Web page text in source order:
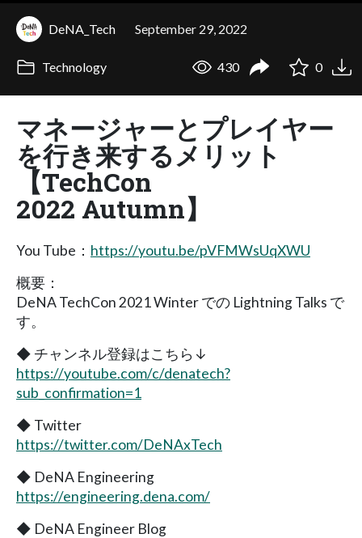
DeNA_Tech September 29, 2022
Technology 430 0
マネージャーとプレイヤー
を行き来するメリット
【TechCon
2022 Autumn】
You Tube： https://youtu.be/pVFMWsUqXWU
概要：
DeNA TechCon 2021 Winter での Lightning Talks で
す。
◆ チャンネル登録はこちら↓
https://youtube.com/c/denatech?
sub_confirmation=1
◆ Twitter
https://twitter.com/DeNAxTech
◆ DeNA Engineering
https://engineering.dena.com/
◆ DeNA Engineer Blog